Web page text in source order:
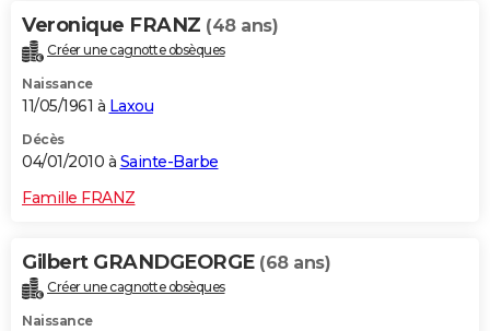
Veronique FRANZ (48 ans)
Créer une cagnotte obsèques
Naissance
11/05/1961 à Laxou
Décès
04/01/2010 à Sainte-Barbe
Famille FRANZ
Gilbert GRANDGEORGE (68 ans)
Créer une cagnotte obsèques
Naissance